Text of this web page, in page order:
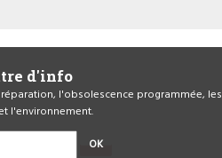
d'info
l'obsolescence programmée, les
l'environnement.
OK